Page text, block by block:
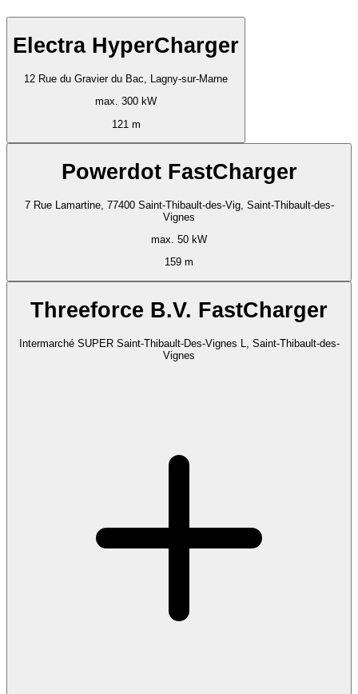
Electra HyperCharger
12 Rue du Gravier du Bac, Lagny-sur-Marne
max. 300 kW
121 m
Powerdot FastCharger
7 Rue Lamartine, 77400 Saint-Thibault-des-Vig, Saint-Thibault-des-
Vignes
max. 50 kW
159 m
Threeforce B.V. FastCharger
Intermarché SUPER Saint-Thibault-Des-Vignes L, Saint-Thibault-des-
Vignes